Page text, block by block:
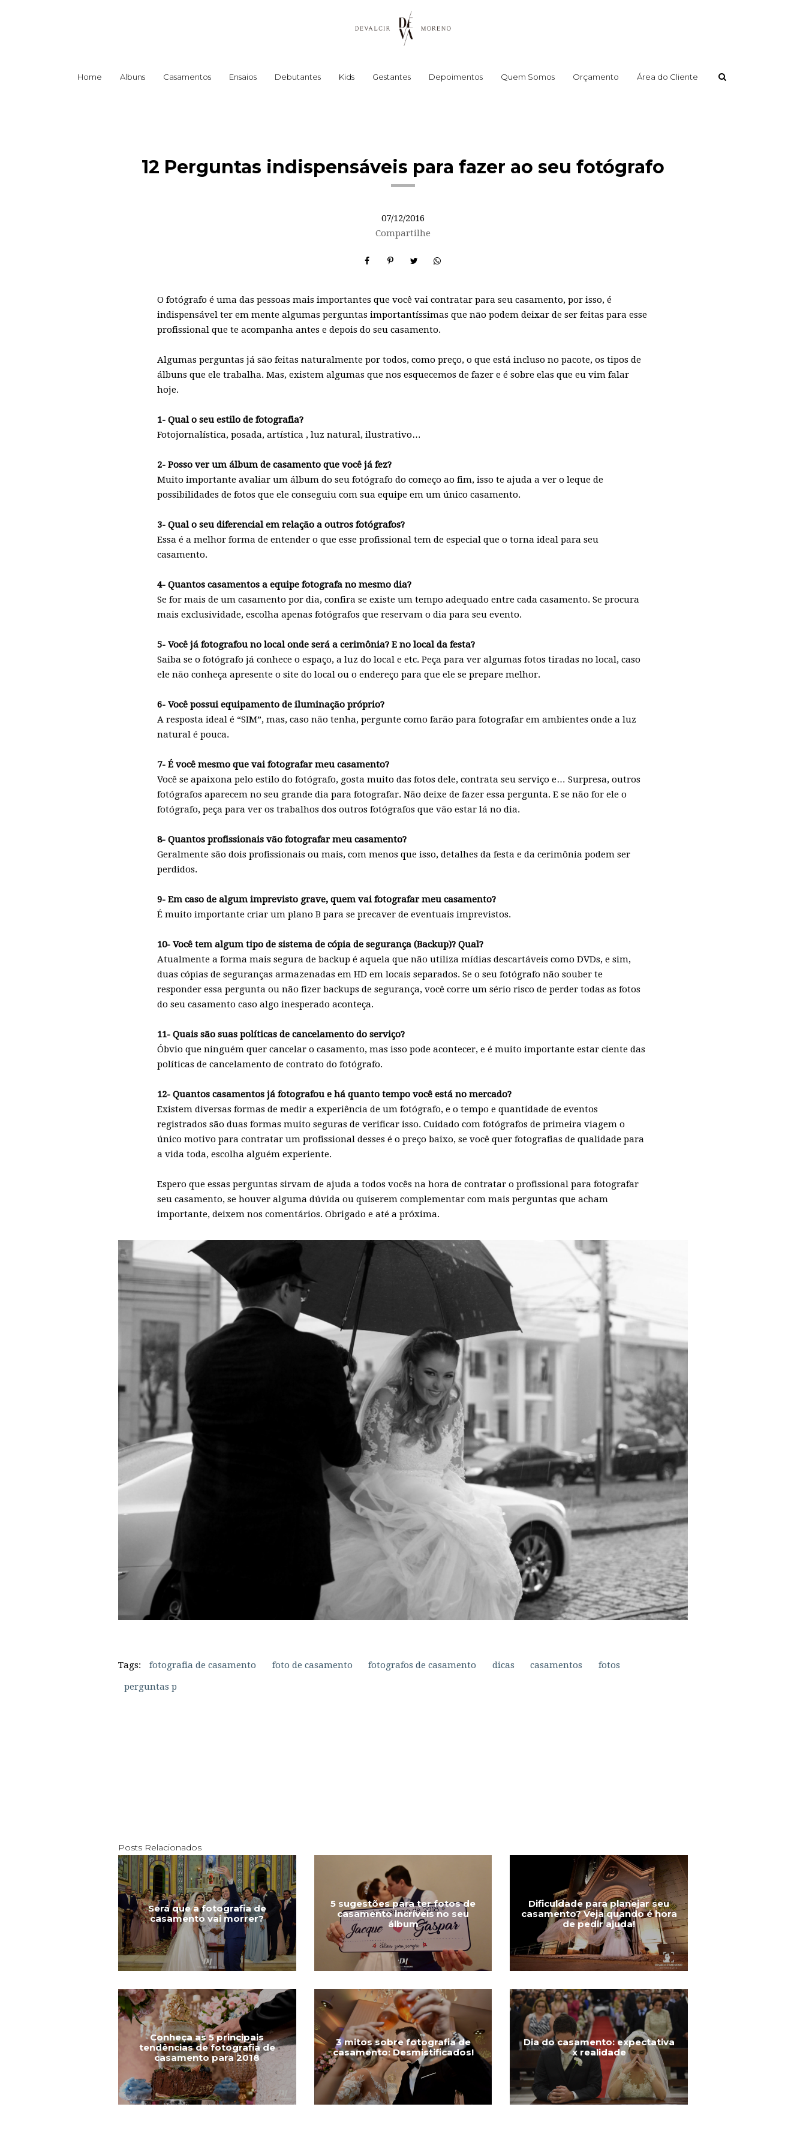
Home Albuns Casamentos Ensaios Debutantes Kids Gestantes Depoimentos Quem Somos Orçamento Área do Cliente
12 Perguntas indispensáveis para fazer ao seu fotógrafo
07/12/2016
Compartilhe
O fotógrafo é uma das pessoas mais importantes que você vai contratar para seu casamento, por isso, é
indispensável ter em mente algumas perguntas importantíssimas que não podem deixar de ser feitas para esse
profissional que te acompanha antes e depois do seu casamento.
Algumas perguntas já são feitas naturalmente por todos, como preço, o que está incluso no pacote, os tipos de
álbuns que ele trabalha. Mas, existem algumas que nos esquecemos de fazer e é sobre elas que eu vim falar
hoje.
1- Qual o seu estilo de fotografia?
Fotojornalística, posada, artística , luz natural, ilustrativo…
2- Posso ver um álbum de casamento que você já fez?
Muito importante avaliar um álbum do seu fotógrafo do começo ao fim, isso te ajuda a ver o leque de
possibilidades de fotos que ele conseguiu com sua equipe em um único casamento.
3- Qual o seu diferencial em relação a outros fotógrafos?
Essa é a melhor forma de entender o que esse profissional tem de especial que o torna ideal para seu
casamento.
4- Quantos casamentos a equipe fotografa no mesmo dia?
Se for mais de um casamento por dia, confira se existe um tempo adequado entre cada casamento. Se procura
mais exclusividade, escolha apenas fotógrafos que reservam o dia para seu evento.
5- Você já fotografou no local onde será a cerimônia? E no local da festa?
Saiba se o fotógrafo já conhece o espaço, a luz do local e etc. Peça para ver algumas fotos tiradas no local, caso
ele não conheça apresente o site do local ou o endereço para que ele se prepare melhor.
6- Você possui equipamento de iluminação próprio?
A resposta ideal é “SIM”, mas, caso não tenha, pergunte como farão para fotografar em ambientes onde a luz
natural é pouca.
7- É você mesmo que vai fotografar meu casamento?
Você se apaixona pelo estilo do fotógrafo, gosta muito das fotos dele, contrata seu serviço e… Surpresa, outros
fotógrafos aparecem no seu grande dia para fotografar. Não deixe de fazer essa pergunta. E se não for ele o
fotógrafo, peça para ver os trabalhos dos outros fotógrafos que vão estar lá no dia.
8- Quantos profissionais vão fotografar meu casamento?
Geralmente são dois profissionais ou mais, com menos que isso, detalhes da festa e da cerimônia podem ser
perdidos.
9- Em caso de algum imprevisto grave, quem vai fotografar meu casamento?
É muito importante criar um plano B para se precaver de eventuais imprevistos.
10- Você tem algum tipo de sistema de cópia de segurança (Backup)? Qual?
Atualmente a forma mais segura de backup é aquela que não utiliza mídias descartáveis como DVDs, e sim,
duas cópias de seguranças armazenadas em HD em locais separados. Se o seu fotógrafo não souber te
responder essa pergunta ou não fizer backups de segurança, você corre um sério risco de perder todas as fotos
do seu casamento caso algo inesperado aconteça.
11- Quais são suas políticas de cancelamento do serviço?
Óbvio que ninguém quer cancelar o casamento, mas isso pode acontecer, e é muito importante estar ciente das
políticas de cancelamento de contrato do fotógrafo.
12- Quantos casamentos já fotografou e há quanto tempo você está no mercado?
Existem diversas formas de medir a experiência de um fotógrafo, e o tempo e quantidade de eventos
registrados são duas formas muito seguras de verificar isso. Cuidado com fotógrafos de primeira viagem o
único motivo para contratar um profissional desses é o preço baixo, se você quer fotografias de qualidade para
a vida toda, escolha alguém experiente.
Espero que essas perguntas sirvam de ajuda a todos vocês na hora de contratar o profissional para fotografar
seu casamento, se houver alguma dúvida ou quiserem complementar com mais perguntas que acham
importante, deixem nos comentários. Obrigado e até a próxima.
Tags: fotografia de casamento foto de casamento fotografos de casamento dicas casamentos
fotos
perguntas p
Posts Relacionados
Será que a fotografia de
casamento vai morrer?
5 sugestões para ter fotos de
casamento incríveis no seu
álbum
Dificuldade para planejar seu
casamento? Veja quando é hora
de pedir ajuda!
Conheça as 5 principais
tendências de fotografia de
casamento para 2018
3 mitos sobre fotografia de
casamento: Desmistificados!
Dia do casamento: expectativa
x realidade